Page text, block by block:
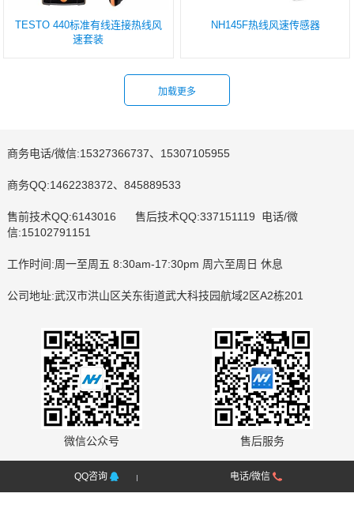
TESTO 440标准有线连接热线风
速套装
NH145F热线风速传感器
商务电话/微信:15327366737、15307105955
商务QQ:1462238372、845889533
售前技术QQ:6143016 售后技术QQ:337151119 电话/微
信:15102791151
工作时间:周一至周五 8:30am-17:30pm 周六至周日 休息
公司地址:武汉市洪山区关东街道武大科技园航域2区A2栋201
微信公众号 售后服务
Copyright ©2021 - 2026 武汉中科能慧科技发展有限公司
QQ咨询 电话/微信